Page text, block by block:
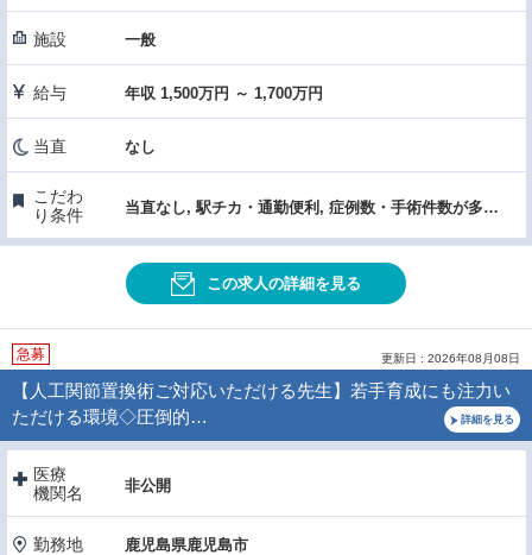
施設 一般
給与 年収 1,500万円 ～ 1,700万円
当直 なし
こだわ
り条件
当直なし, 駅チカ・通勤便利, 症例数・手術件数が多い, 医療機器・設備充実
この求人の詳細を見る
急募 更新日 : 2026年08月08日
【人工関節置換術ご対応いただける先生】若手育成にも注力い
ただける環境◇圧倒的…
詳細を見る
医療
機関名
非公開
勤務地 鹿児島県鹿児島市